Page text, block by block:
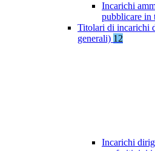
Incarichi
pubblicare in
Titolari di incarichi
generali) 12
Incarichi